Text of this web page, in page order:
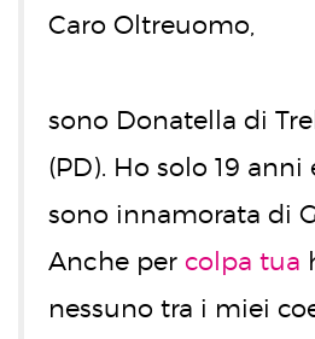
Caro Oltreuomo,
sono Donatella di
(PD). Ho solo 19
sono innamorata di
Anche per colpa tua
nessuno tra i miei